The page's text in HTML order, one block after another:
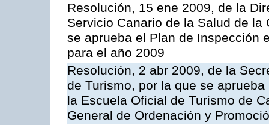
Resolución, 15 ene 2009, de la
Servicio Canario de la Salud de
se aprueba el Plan de Inspección
para el año 2009
Resolución, 2 abr 2009, de la
de Turismo, por la que se
la Escuela Oficial de Turismo de
General de Ordenación y